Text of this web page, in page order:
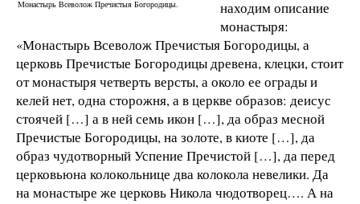
Монастырь Всеволож Пречистыя Богородицы.
находим описание
монастыря:
«Монастырь Всеволож Пречистыя Богородицы, а
церковь Пречистые Богородицы древена, клецки, стоит
от монастыря четверть версты, а около ее ограды и
келей нет, одна сторожня, а в церкве образов: деисус
стоячей […] а в ней семь икон […], да образ месной
Пречистые Богородицы, на золоте, в киоте […], да
образ чудотворный Успение Пречистой […], да перед
церковьюна колокольнице два колокола невелики. Да
на монастыре же церковь Никола чюдотворец…. А на